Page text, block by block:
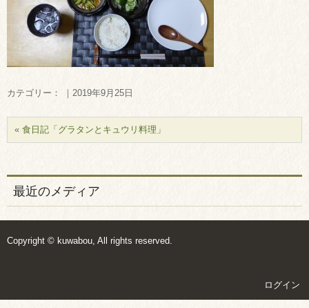
カテゴリー： ｜2019年9月25日
« 食日記「グラタンとキュウリ料理」
最近のメディア
Copyright © kuwabou, All rights reserved.
ログイン